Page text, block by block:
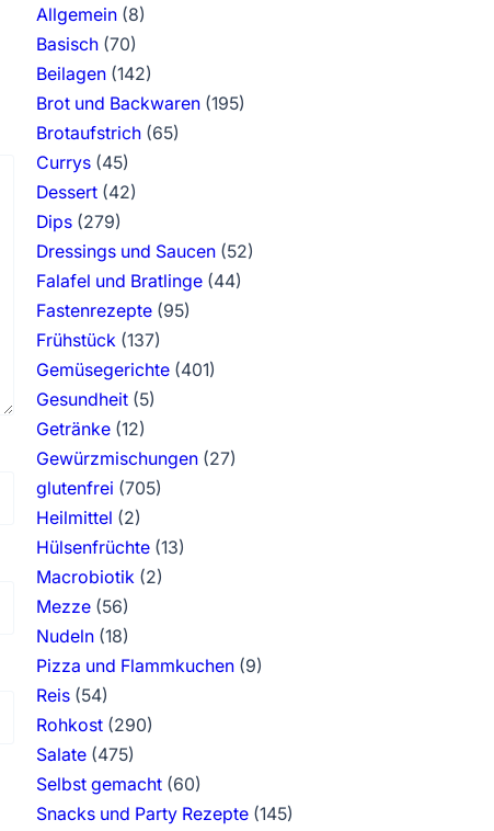
Allgemein(8)
Basisch(70)
Beilagen(142)
Brot und Backwaren(195)
Brotaufstrich(65)
Currys(45)
Dessert(42)
Dips(279)
Dressings und Saucen(52)
Falafel und Bratlinge(44)
Fastenrezepte(95)
Frühstück (137)
Gemüsegerichte(401)
Gesundheit(5)
Getränke(12)
Gewürzmischungen(27)
glutenfrei (705)
Heilmittel (2)
Hülsenfrüchte(13)
Macrobiotik (2)
Mezze(56)
Nudeln(18)
Pizza und Flammkuchen(9)
Reis(54)
Rohkost(290)
Salate(475)
Selbst gemacht(60)
Snacks und Party Rezepte(145)